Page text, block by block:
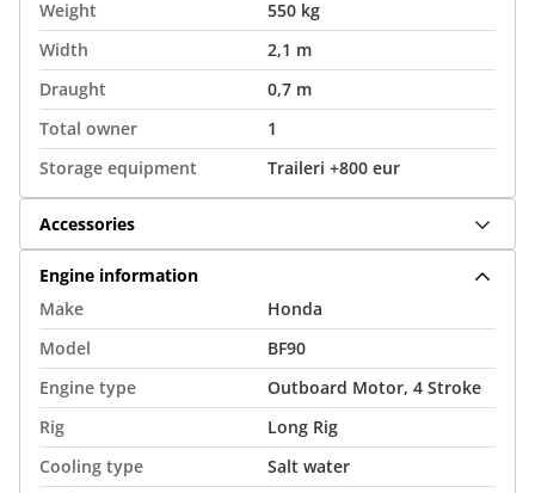
Weight
550 kg
Width
2,1 m
Draught
0,7 m
Total owner
1
Storage equipment
Traileri +800 eur
Accessories
Engine information
Make
Honda
Model
BF90
Engine type
Outboard Motor, 4 Stroke
Rig
Long Rig
Cooling type
Salt water